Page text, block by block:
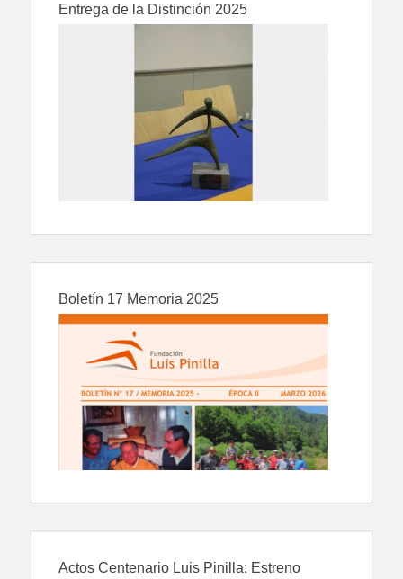
Entrega de la Distinción 2025
Boletín 17 Memoria 2025
Actos Centenario Luis Pinilla: Estreno